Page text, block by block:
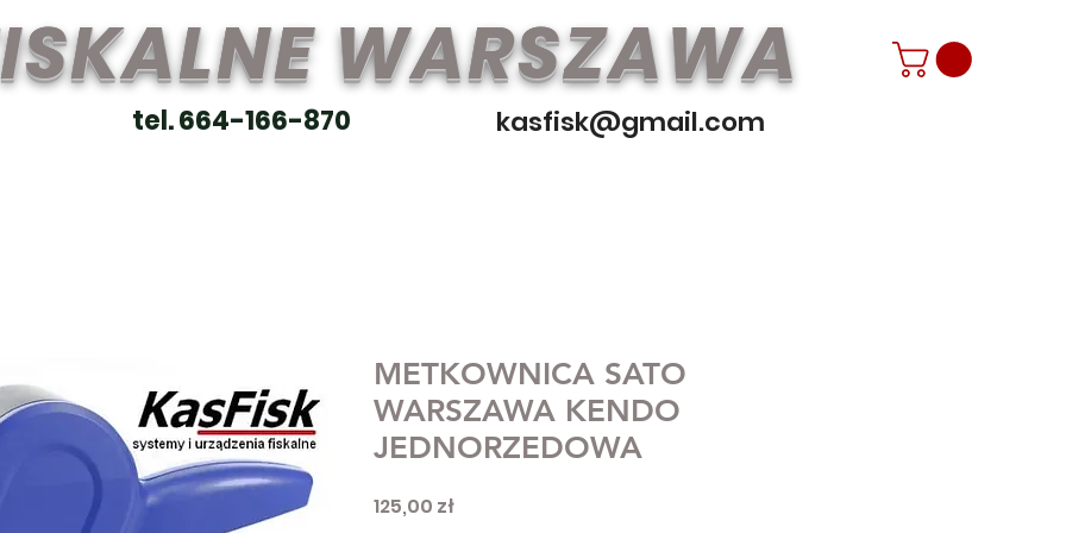
WARSZAWA
tel. 664-166-870 kasfisk@gmail.com
METKOWNICA SATO
WARSZAWA KENDO
JEDNORZEDOWA
125,00 złCena